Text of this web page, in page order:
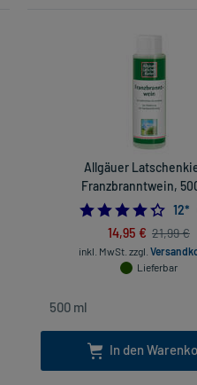
Allgäuer
Franzbranntwein,
12*
14,95 € 21,99 €
inkl. MwSt. zzgl.
Lieferbar
In den